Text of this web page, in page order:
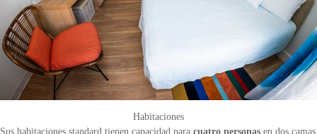
Habitaciones
Sus habitaciones standard tienen capacidad para cuatro personas en dos camas